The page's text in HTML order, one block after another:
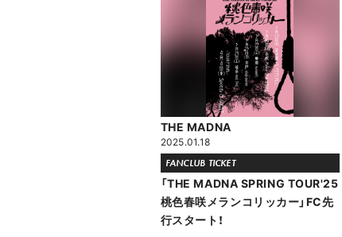
THE MADNA
2025.01.18
FANCLUB TICKET
「THE MADNA SPRING TOUR'25
桃色春咲メランコリッカー」FC先
行スタート！